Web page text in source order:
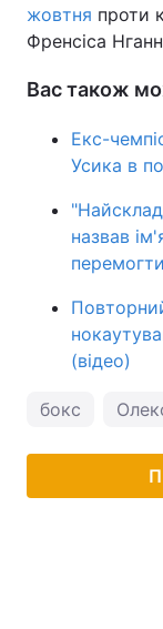
жовтня проти
Френсіса
Вас також
Екс-
Усика в
назвав
перемогти
(відео)
бокс